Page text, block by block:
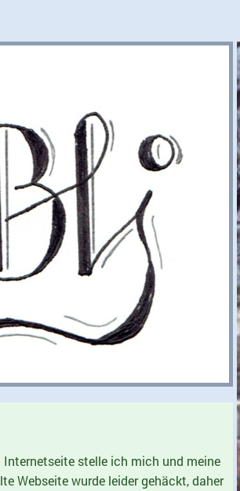
Internetseite stelle ich mich und meine
Webseite wurde leider gehäckt, daher